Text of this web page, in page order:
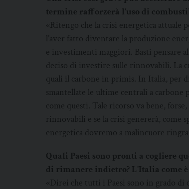
termine rafforzerà l’uso di
«Ritengo che la crisi energetica attuale
l’aver fatto diventare la produzione
e investimenti maggiori. Basti pensare
deciso di investire sulle rinnovabili. La
quali il carbone in primis. In Italia, per
smantellate le ultime centrali a
come questi. Tale ricorso va bene,
rinnovabili e se la crisi genererà, come
energetica dovremo a malincuore
Quali Paesi sono pronti a cogliere
di rimanere indietro? L’Italia come è
«Direi che tutti i Paesi sono in grado di